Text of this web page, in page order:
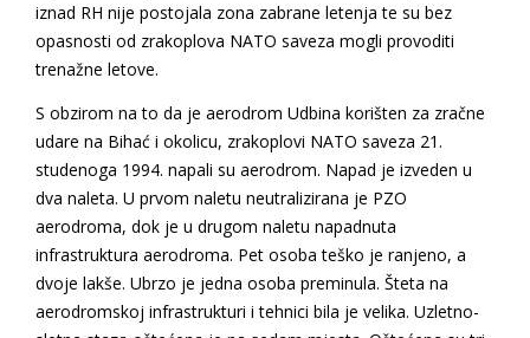
iznad RH nije postojala zona zabrane letenja te su bez
opasnosti od zrakoplova NATO saveza mogli provoditi
trenažne letove.
S obzirom na to da je aerodrom Udbina korišten za zračne
udare na Bihać i okolicu, zrakoplovi NATO saveza 21.
studenoga 1994. napali su aerodrom. Napad je izveden u
dva naleta. U prvom naletu neutralizirana je PZO
aerodroma, dok je u drugom naletu napadnuta
infrastruktura aerodroma. Pet osoba teško je ranjeno, a
dvoje lakše. Ubrzo je jedna osoba preminula. Šteta na
aerodromskoj infrastrukturi i tehnici bila je velika. Uzletno-